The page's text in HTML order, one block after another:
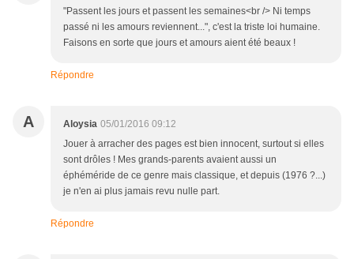
"Passent les jours et passent les semaines<br /> Ni temps
passé ni les amours reviennent...", c'est la triste loi humaine.
Faisons en sorte que jours et amours aient été beaux !
Répondre
A Aloysia 05/01/2016 09:12
Jouer à arracher des pages est bien innocent, surtout si elles
sont drôles ! Mes grands-parents avaient aussi un
éphéméride de ce genre mais classique, et depuis (1976 ?...)
je n'en ai plus jamais revu nulle part.
Répondre